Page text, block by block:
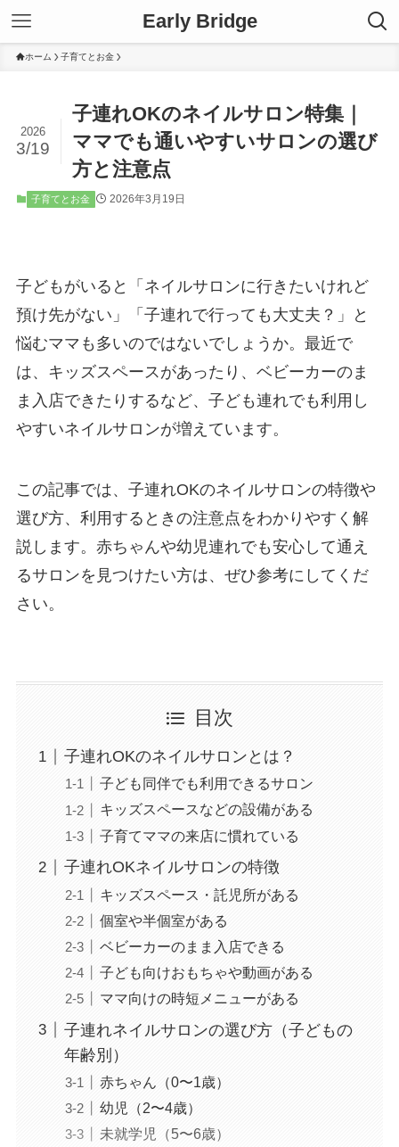
Early Bridge
ホーム 子育てとお金
子連れOKのネイルサロン特集｜
ママでも通いやすいサロンの選び
方と注意点
2026
3/19
子育てとお金 2026年3月19日
子どもがいると「ネイルサロンに行きたいけれど
預け先がない」「子連れで行っても大丈夫？」と
悩むママも多いのではないでしょうか。最近で
は、キッズスペースがあったり、ベビーカーのま
ま入店できたりするなど、子ども連れでも利用し
やすいネイルサロンが増えています。
この記事では、子連れOKのネイルサロンの特徴や
選び方、利用するときの注意点をわかりやすく解
説します。赤ちゃんや幼児連れでも安心して通え
るサロンを見つけたい方は、ぜひ参考にしてくだ
さい。
目次
子連れOKのネイルサロンとは？
子ども同伴でも利用できるサロン
キッズスペースなどの設備がある
子育てママの来店に慣れている
子連れOKネイルサロンの特徴
キッズスペース・託児所がある
個室や半個室がある
ベビーカーのまま入店できる
子ども向けおもちゃや動画がある
ママ向けの時短メニューがある
子連れネイルサロンの選び方（子どもの
年齢別）
赤ちゃん（0〜1歳）
幼児（2〜4歳）
未就学児（5〜6歳）